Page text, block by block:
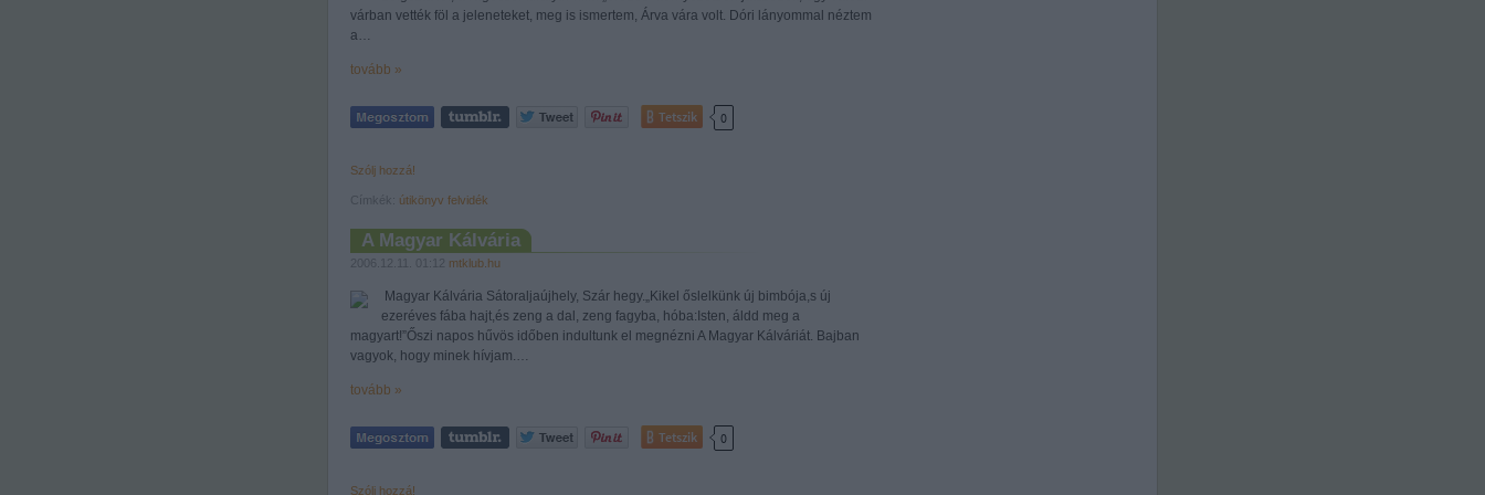
várban vették föl a jeleneteket, meg is ismertem, Árva vára volt. Dóri lányommal néztem
a…
tovább »
Tetszik 0
Szólj hozzá!
Címkék: útikönyv felvidék
A Magyar Kálvária
2006.12.11. 01:12 mtklub.hu
Magyar Kálvária Sátoraljaújhely, Szár hegy.„Kikel őslelkünk új bimbója,s új
ezeréves fába hajt,és zeng a dal, zeng fagyba, hóba:Isten, áldd meg a
magyart!”Őszi napos hűvös időben indultunk el megnézni A Magyar Kálváriát. Bajban
vagyok, hogy minek hívjam.…
tovább »
Tetszik 0
Szólj hozzá!